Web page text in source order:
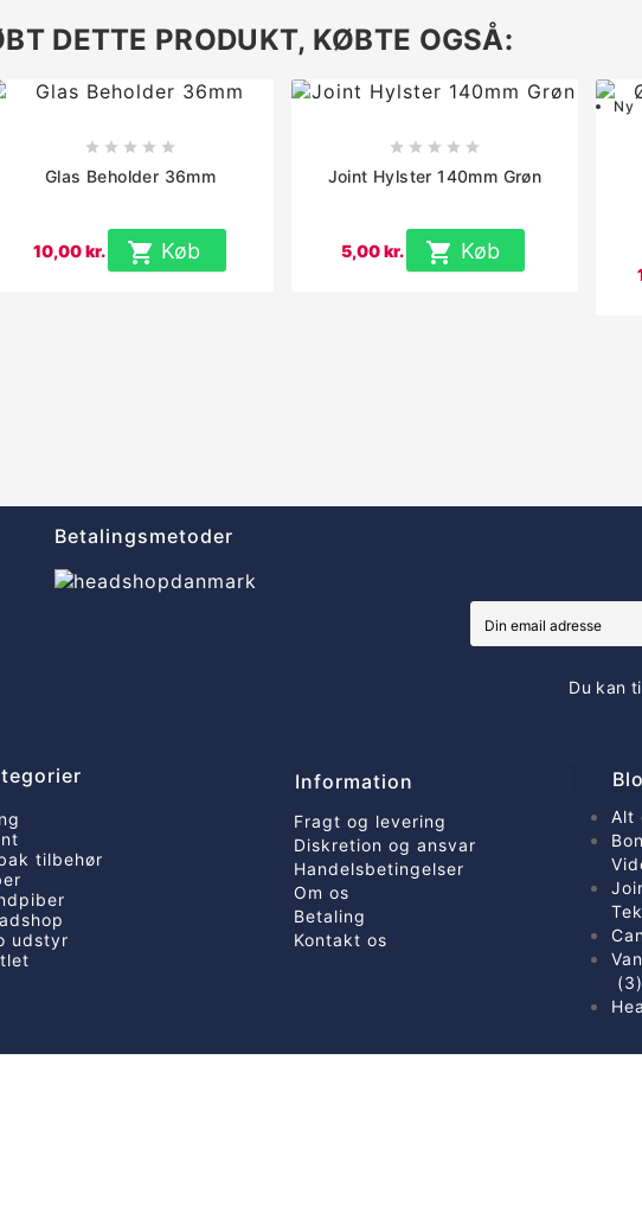
DETTE PRODUKT, KØBTE OGSÅ:
    
Glas Beholder 36mm
10,00 kr.  Køb
    
Joint Hylster 140mm Grøn
5,00 kr.  Køb
Ny
Betalingsmetoder
Du kan
tilbehør
udstyr
Information
Fragt og levering
Diskretion og ansvar
Handelsbetingelser
Om os
Betaling
Kontakt os
Alt
(3)